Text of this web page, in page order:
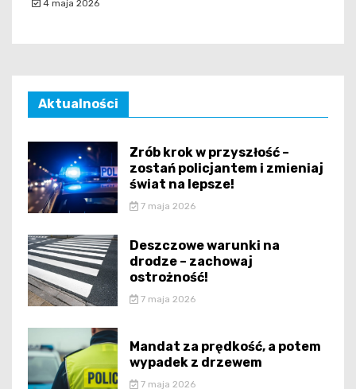
4 maja 2026
Aktualności
Zrób krok w przyszłość –
zostań policjantem i zmieniaj
świat na lepsze!
7 maja 2026
Deszczowe warunki na
drodze – zachowaj
ostrożność!
7 maja 2026
Mandat za prędkość, a potem
wypadek z drzewem
7 maja 2026